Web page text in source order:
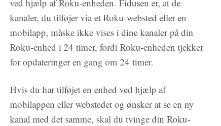
ved hjælp af Roku-enheden. Fidusen er, at de
kanaler, du tilføjer via et Roku-websted eller en
mobilapp, måske ikke vises i dine kanaler på din
Roku-enhed i 24 timer, fordi Roku-enheden tjekker
for opdateringer en gang om 24 timer.
Hvis du har tilføjet en enhed ved hjælp af
mobilappen eller webstedet og ønsker at se en ny
kanal med det samme, skal du tvinge din Roku-